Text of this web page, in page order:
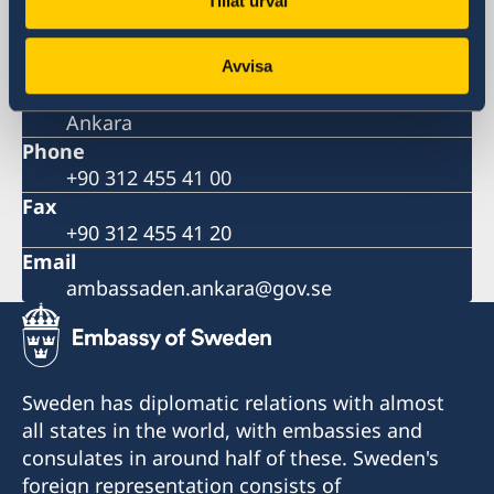
Avvisa
Katip Çelebi Sokak No:7 Kavaklıdere /
Ankara
Katip Çelebi Sokak No:7 Kavaklıdere /
Ankara
Phone
+90 312 455 41 00
Fax
+90 312 455 41 20
Email
ambassaden.ankara@gov.se
Sweden has diplomatic relations with almost
all states in the world, with embassies and
consulates in around half of these. Sweden's
foreign representation consists of